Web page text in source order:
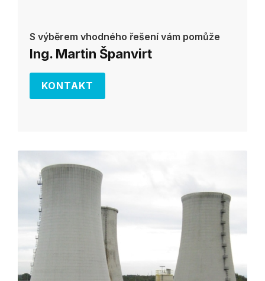
S výběrem vhodného řešení vám pomůže
Ing. Martin Španvirt
KONTAKT